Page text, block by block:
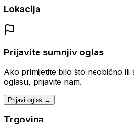
Lokacija
Prijavite sumnjiv oglas
Ako primijetite bilo što neobično ili
oglasu, prijavite nam.
Prijavi oglas →
Trgovina